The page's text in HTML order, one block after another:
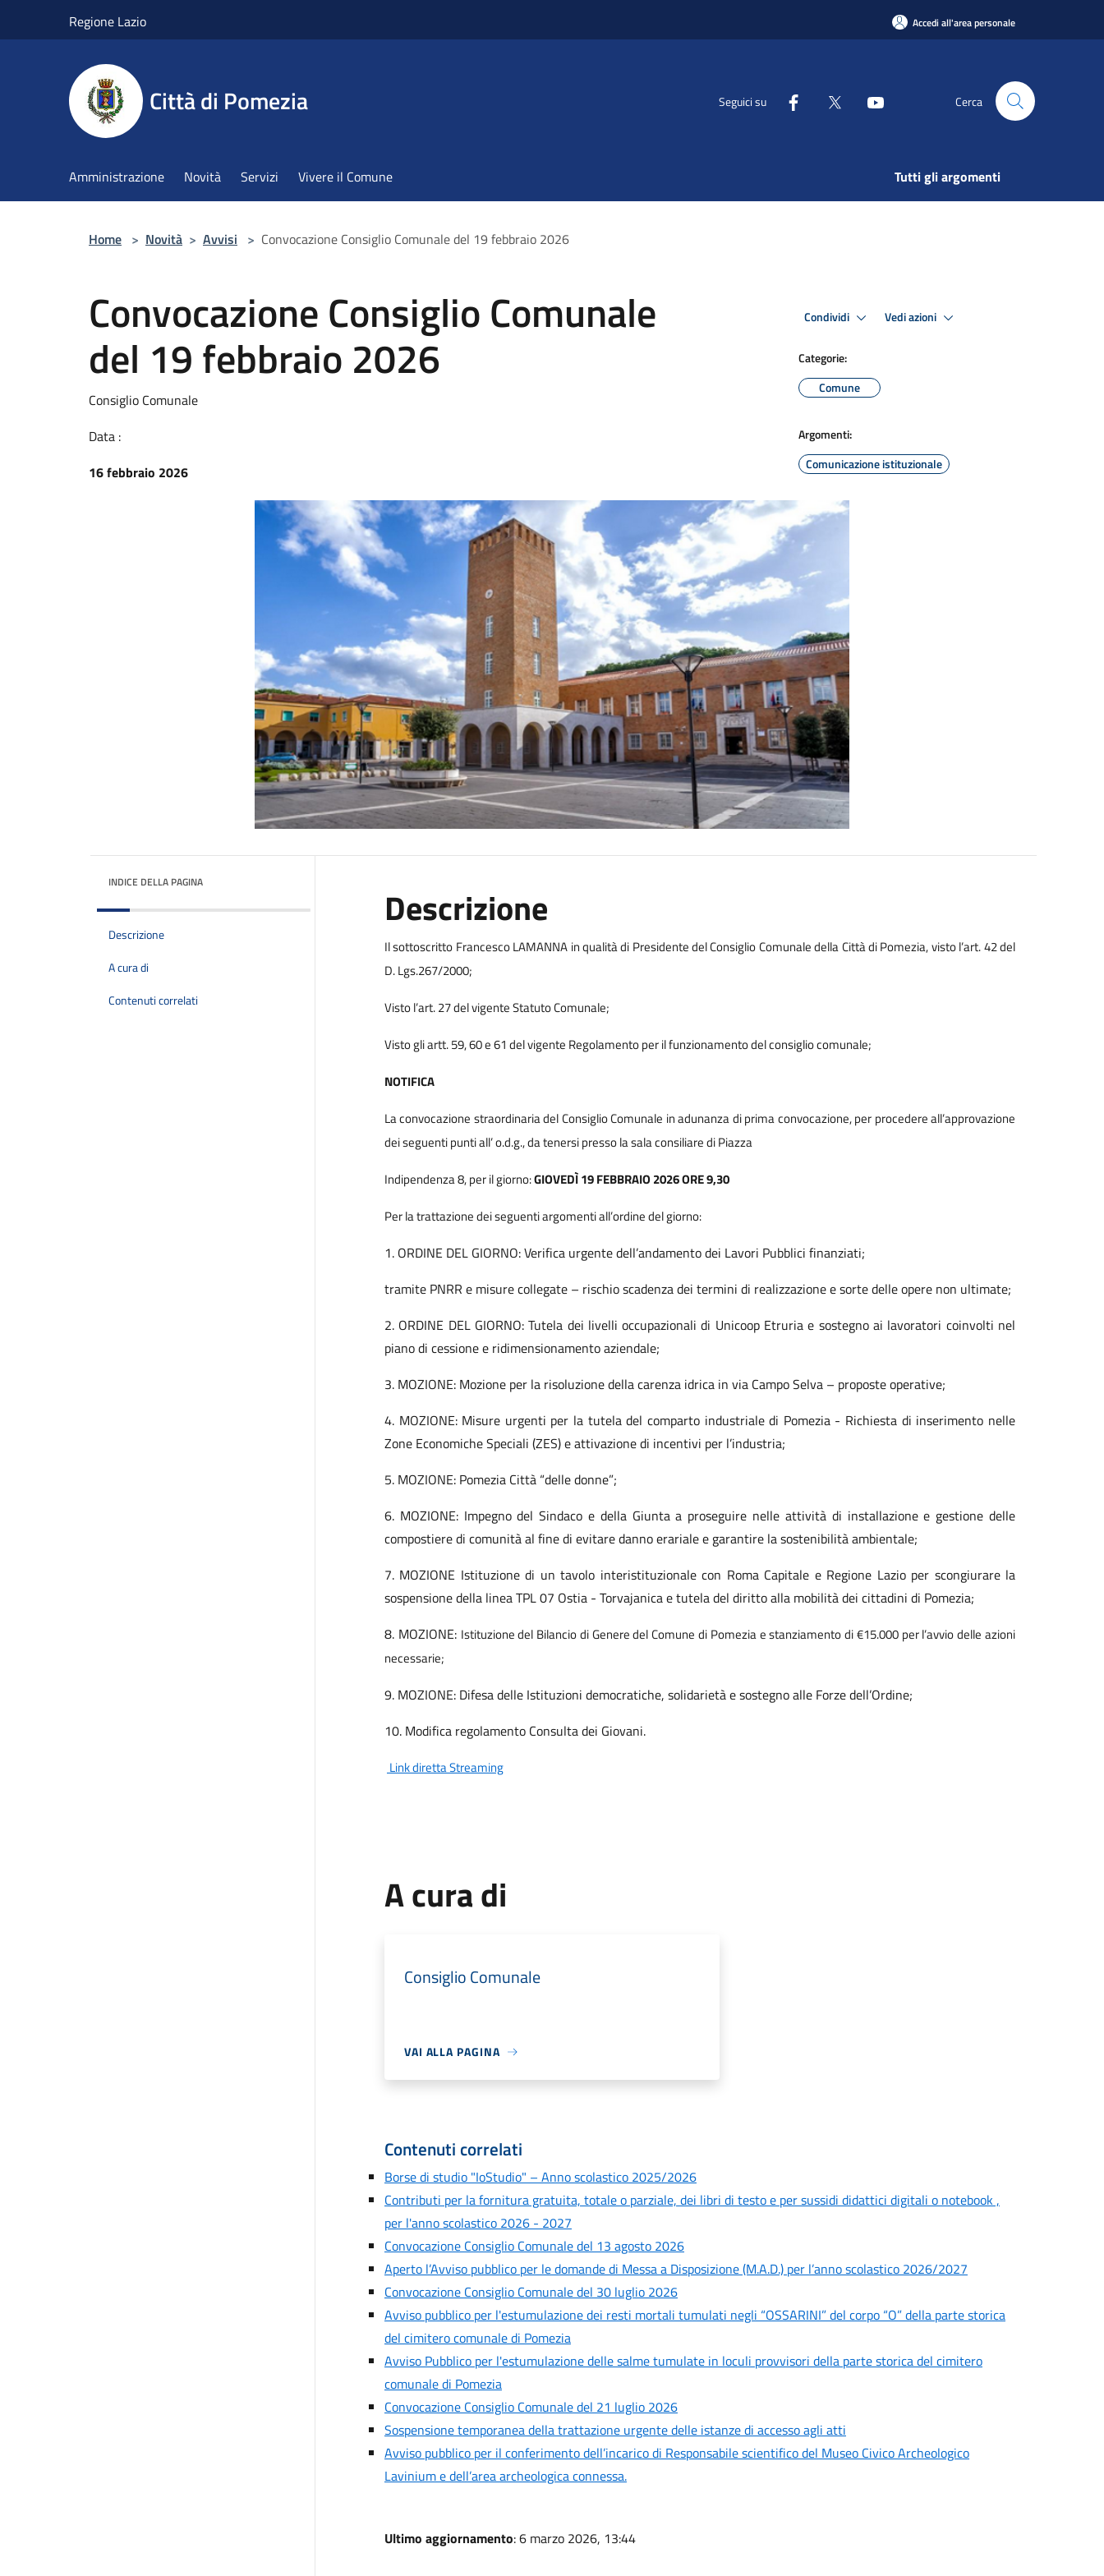
Regione Lazio Accedi all'area personale
Città di Pomezia Seguici su Cerca
Amministrazione Novità Servizi Vivere il Comune Tutti gli argomenti
Home > Novità > Avvisi > Convocazione Consiglio Comunale del 19 febbraio 2026
Convocazione Consiglio Comunale
del 19 febbraio 2026
Consiglio Comunale
Data :
16 febbraio 2026
Condividi Vedi azioni
Categorie:
Comune
Argomenti:
Comunicazione istituzionale
INDICE DELLA PAGINA
Descrizione
A cura di
Contenuti correlati
Descrizione
Il sottoscritto Francesco LAMANNA in qualità di Presidente del Consiglio Comunale della Città diPomezia, visto l’art. 42 del
D. Lgs.267/2000;
Visto l’art. 27 del vigente Statuto Comunale;
Visto gli artt. 59, 60 e 61 del vigente Regolamento per il funzionamento del consiglio comunale;
NOTIFICA
La convocazione straordinaria del Consiglio Comunale in adunanza di prima convocazione, per procedere all’approvazione
dei seguenti punti all’ o.d.g., da tenersi presso la sala consiliare di Piazza
Indipendenza 8, per il giorno:GIOVEDÌ 19 FEBBRAIO 2026 ORE 9,30
Per la trattazione dei seguenti argomenti all’ordine del giorno:
1. ORDINE DEL GIORNO: Verifica urgente dell’andamento dei Lavori Pubblici finanziati;
tramite PNRR e misure collegate – rischio scadenza dei termini di realizzazione e sorte delleopere non ultimate;
2. ORDINE DEL GIORNO: Tutela dei livelli occupazionali di Unicoop Etruria e sostegno ai lavoratori coinvolti nel
piano di cessione e ridimensionamento aziendale;
3. MOZIONE: Mozione per la risoluzione della carenza idrica in via Campo Selva – proposteoperative;
4. MOZIONE: Misure urgenti per la tutela del comparto industriale di Pomezia - Richiesta di inserimento nelle
Zone Economiche Speciali (ZES) e attivazione di incentivi per l’industria;
5. MOZIONE: Pomezia Città “delle donne”;
6. MOZIONE: Impegno del Sindaco e della Giunta a proseguire nelle attività di installazione e gestione delle
compostiere di comunità al fine di evitare danno erariale e garantire lasostenibilità ambientale;
7. MOZIONE Istituzione di un tavolo interistituzionale con Roma Capitale e Regione Lazio per scongiurare la
sospensione della linea TPL 07 Ostia - Torvajanica e tutela del diritto alla mobilità dei cittadini di Pomezia;
8. MOZIONE: Istituzione del Bilancio di Genere del Comune di Pomezia e stanziamento di €15.000 perl’avvio delle azioni
necessarie;
9. MOZIONE: Difesa delle Istituzioni democratiche, solidarietà e sostegno alle Forze dell’Ordine;
10. Modifica regolamento Consulta dei Giovani.
Link diretta Streaming
A cura di
Consiglio Comunale
VAI ALLA PAGINA
Contenuti correlati
Borse di studio "IoStudio" – Anno scolastico 2025/2026
Contributi per la fornitura gratuita, totale o parziale, dei libri di testo e per sussidi didattici digitali o notebook ,
per l'anno scolastico 2026 - 2027
Convocazione Consiglio Comunale del 13 agosto 2026
Aperto l’Avviso pubblico per le domande di Messa a Disposizione (M.A.D.) per l’anno scolastico 2026/2027
Convocazione Consiglio Comunale del 30 luglio 2026
Avviso pubblico per l'estumulazione dei resti mortali tumulati negli “OSSARINI” del corpo “O” della parte storica
del cimitero comunale di Pomezia
Avviso Pubblico per l'estumulazione delle salme tumulate in loculi provvisori della parte storica del cimitero
comunale di Pomezia
Convocazione Consiglio Comunale del 21 luglio 2026
Sospensione temporanea della trattazione urgente delle istanze di accesso agli atti
Avviso pubblico per il conferimento dell’incarico di Responsabile scientifico del Museo Civico Archeologico
Lavinium e dell’area archeologica connessa.
Ultimo aggiornamento: 6 marzo 2026, 13:44